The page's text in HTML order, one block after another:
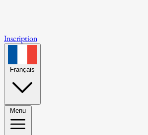
Inscription
Français
Menu